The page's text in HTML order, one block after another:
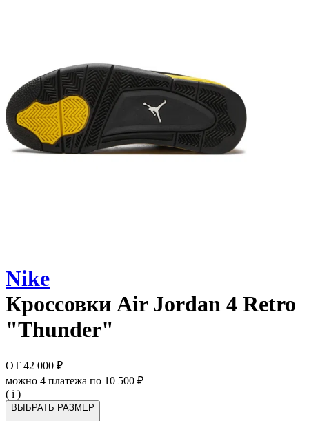
Nike
Кроссовки Air Jordan 4 Retro
"Thunder"
ОТ 42 000 ₽
можно 4 платежа по 10 500 ₽
( i )
ВЫБРАТЬ РАЗМЕР